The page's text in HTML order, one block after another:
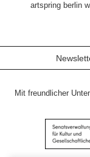
artspring berlin
Mit freundlicher